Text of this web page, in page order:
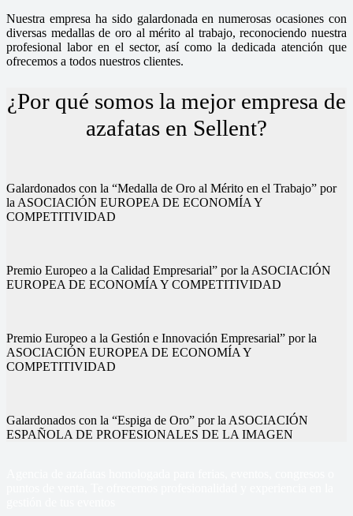
Nuestra empresa ha sido galardonada en numerosas ocasiones con
diversas medallas de oro al mérito al trabajo, reconociendo nuestra
profesional labor en el sector, así como la dedicada atención que
ofrecemos a todos nuestros clientes.
¿Por qué somos la mejor empresa de
azafatas en Sellent?
Galardonados con la “Medalla de Oro al Mérito en el Trabajo” por
la ASOCIACIÓN EUROPEA DE ECONOMÍA Y
COMPETITIVIDAD
Premio Europeo a la Calidad Empresarial” por la ASOCIACIÓN
EUROPEA DE ECONOMÍA Y COMPETITIVIDAD
Premio Europeo a la Gestión e Innovación Empresarial” por la
ASOCIACIÓN EUROPEA DE ECONOMÍA Y
COMPETITIVIDAD
Galardonados con la “Espiga de Oro” por la ASOCIACIÓN
ESPAÑOLA DE PROFESIONALES DE LA IMAGEN